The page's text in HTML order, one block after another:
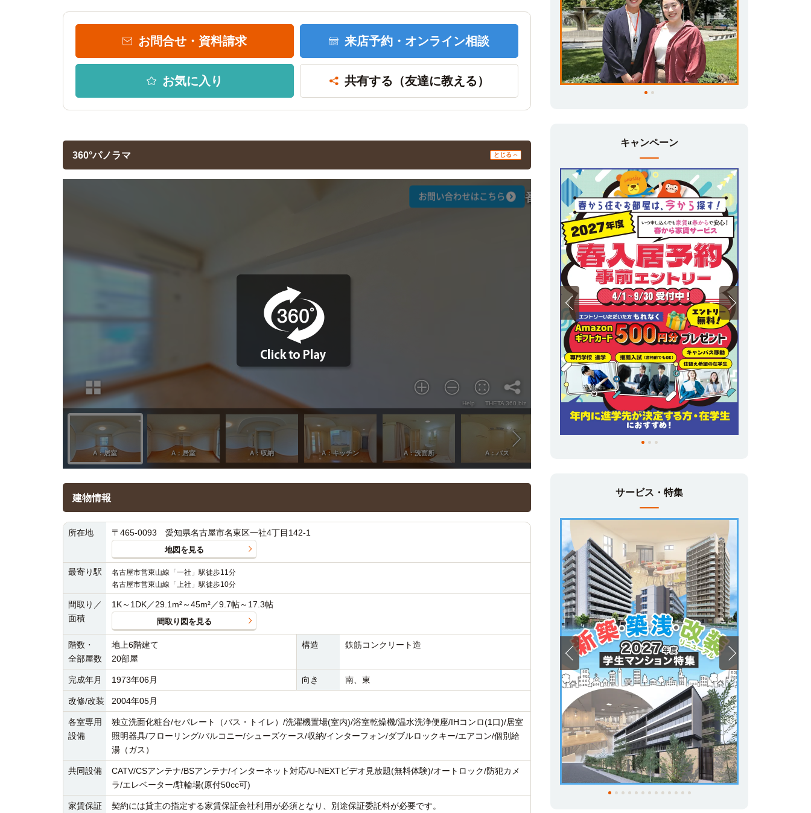
お問合せ・資料請求 来店予約・ オンライン相談
お気に入り 共有する （友達に教える）
360°パノラマ とじる
建物情報
所在地 〒465-0093 愛知県名古屋市名東区一社4丁目142-1
地図を見る
最寄り駅
名古屋市営東山線「一社」駅徒歩11分
名古屋市営東山線「上社」駅徒歩10分
間取り／
面積
1K～1DK／29.1m²～45m²／9.7帖～17.3帖
間取り図を見る
階数・
全部屋数
地上6階建て
20部屋
構造 鉄筋コンクリート造
完成年月 1973年06月 向き 南、東
改修/改装 2004年05月
各室専用
設備
独立洗面化粧台/セパレート（バス・トイレ）/洗濯機置場(室内)/浴室乾燥機/温水洗浄便座/IHコンロ(1口)/居室
照明器具/フローリング/バルコニー/シューズケース/収納/インターフォン/ダブルロックキー/エアコン/個別給
湯（ガス）
共同設備
CATV/CSアンテナ/BSアンテナ/インターネット対応/U-NEXTビデオ見放題(無料体験)/オートロック/防犯カメ
ラ/エレベーター/駐輪場(原付50cc可)
家賃保証 契約には貸主の指定する家賃保証会社利用が必須となり、別途保証委託料が必要です。
キャンペーン
サービス・特集